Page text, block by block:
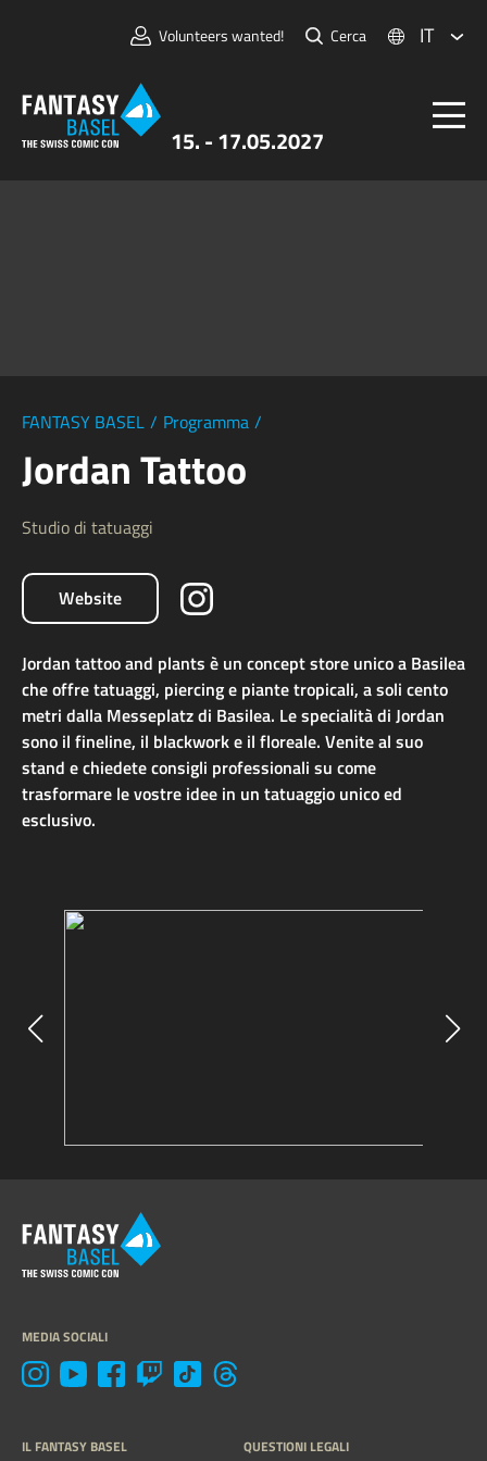
15. - 17.05.2027
Volunteers wanted! Cerca IT
FANTASY BASEL / Programma /
Jordan Tattoo
Studio di tatuaggi
Website
Jordan tattoo and plants è un concept store unico a Basilea
che offre tatuaggi, piercing e piante tropicali, a soli cento
metri dalla Messeplatz di Basilea. Le specialità di Jordan
sono il fineline, il blackwork e il floreale. Venite al suo
stand e chiedete consigli professionali su come
trasformare le vostre idee in un tatuaggio unico ed
esclusivo.
MEDIA SOCIALI
IL FANTASY BASEL QUESTIONI LEGALI